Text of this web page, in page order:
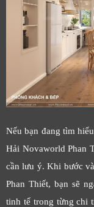
Nếu bạn đang tìm
Hải Novaworld Phan
cần lưu ý. Khi bước
Phan Thiết, bạn sẽ
tinh tế trong từng chi